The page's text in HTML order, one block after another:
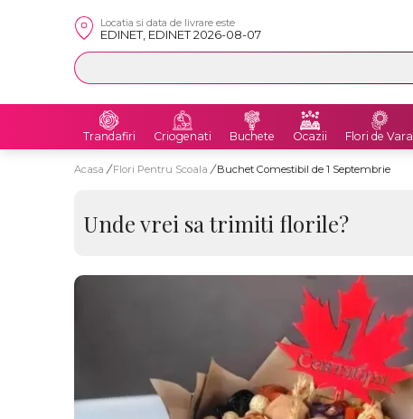
Locatia si data de livrare este
EDINET, EDINET 2026-08-07
Trandafiri Criogenati Buchete Ocazii Flori de Vara
Acasa / Flori Pentru Scoala / Buchet Comestibil de 1 Septembrie
Unde vrei sa trimiti florile?